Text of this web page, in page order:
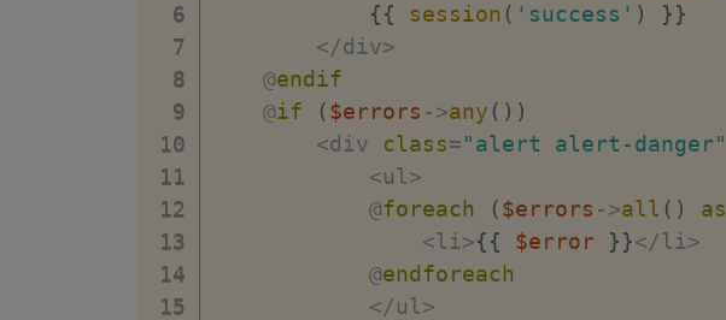
{{ session ( 'success' ) }}
</div>
    @
endif
    @
if ($errors ->any ( ) )
<div class="alert alert-danger"
<ul>
            @
foreach ($errors ->all ( ) as
<li>{{ $error }}</li>
            @
endforeach
</ul>